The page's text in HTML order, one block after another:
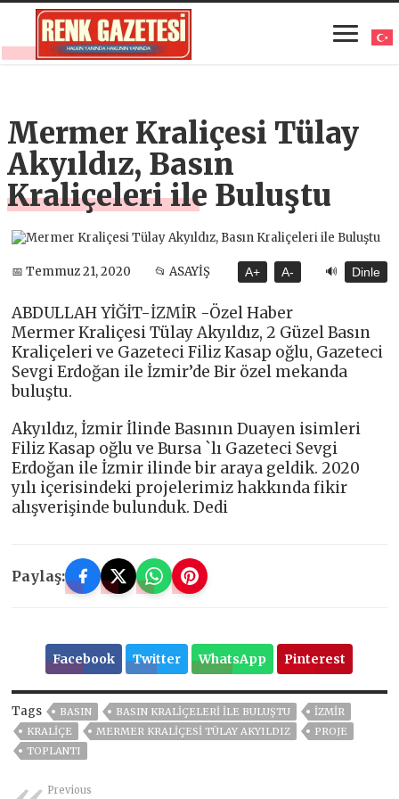
Mermer Kraliçesi Tülay
Akyıldız, Basın
Kraliçeleri ile Buluştu
📅 Temmuz 21, 2020 📂 ASAYİŞ A+ A- 🔊 Dinle
ABDULLAH YİĞİT-İZMİR -Özel Haber
Mermer Kraliçesi Tülay Akyıldız, 2 Güzel Basın
Kraliçeleri ve Gazeteci Filiz Kasap oğlu, Gazeteci
Sevgi Erdoğan ile İzmir’de Bir özel mekanda
buluştu.
Akyıldız, İzmir İlinde Basının Duayen isimleri
Filiz Kasap oğlu ve Bursa `lı Gazeteci Sevgi
Erdoğan ile İzmir ilinde bir araya geldik. 2020
yılı içerisindeki projelerimiz hakkında fikir
alışverişinde bulunduk. Dedi
Paylaş:
Facebook Twitter WhatsApp Pinterest
Tags BASIN BASIN KRALIÇELERI ILE BULUŞTU
İZMIR
KRALIÇE
MERMER KRALIÇESI TÜLAY AKYILDIZ
PROJE
TOPLANTI
Previous